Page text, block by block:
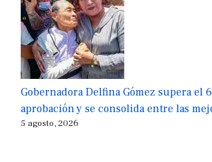
Gobernadora Delfina Gómez supera el
aprobación y se consolida entre las
5 agosto, 2026